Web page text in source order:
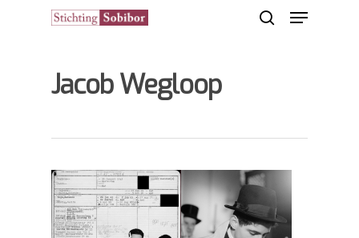
Hit enter to search or ESC to close
Jacob Wegloop